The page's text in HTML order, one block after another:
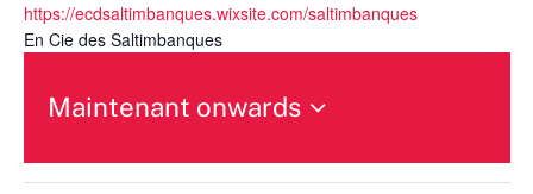
https://ecdsaltimbanques.wixsite.com/saltimbanques
En Cie des Saltimbanques
Maintenant onwards
une